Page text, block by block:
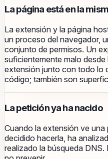
La página está en la
La extensión y la página
un proceso del navegador,
conjunto de permisos. Un
suficientemente malo
extensión junto con todo lo
código; también son
La petición ya ha nacido
Cuando la extensión ve
decidido hacerla, ha
realizado la búsqueda DNS.